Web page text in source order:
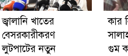
জ্বালানি খাতের
বেসরকারীকরণ
লুটপাটের নতুন
কার
গুম